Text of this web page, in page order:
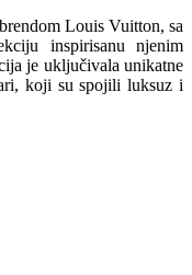
Louis Vuitton, sa
inspirisanu njenim
je uključivala unikatne
koji su spojili luksuz i